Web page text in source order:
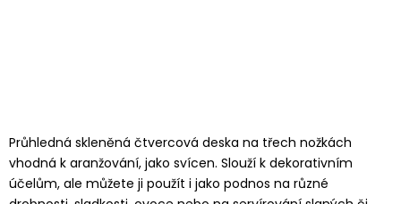
Průhledná skleněná čtvercová deska na třech nožkách
vhodná k aranžování, jako svícen. Slouží k dekorativním
účelům, ale můžete ji použít i jako podnos na různé